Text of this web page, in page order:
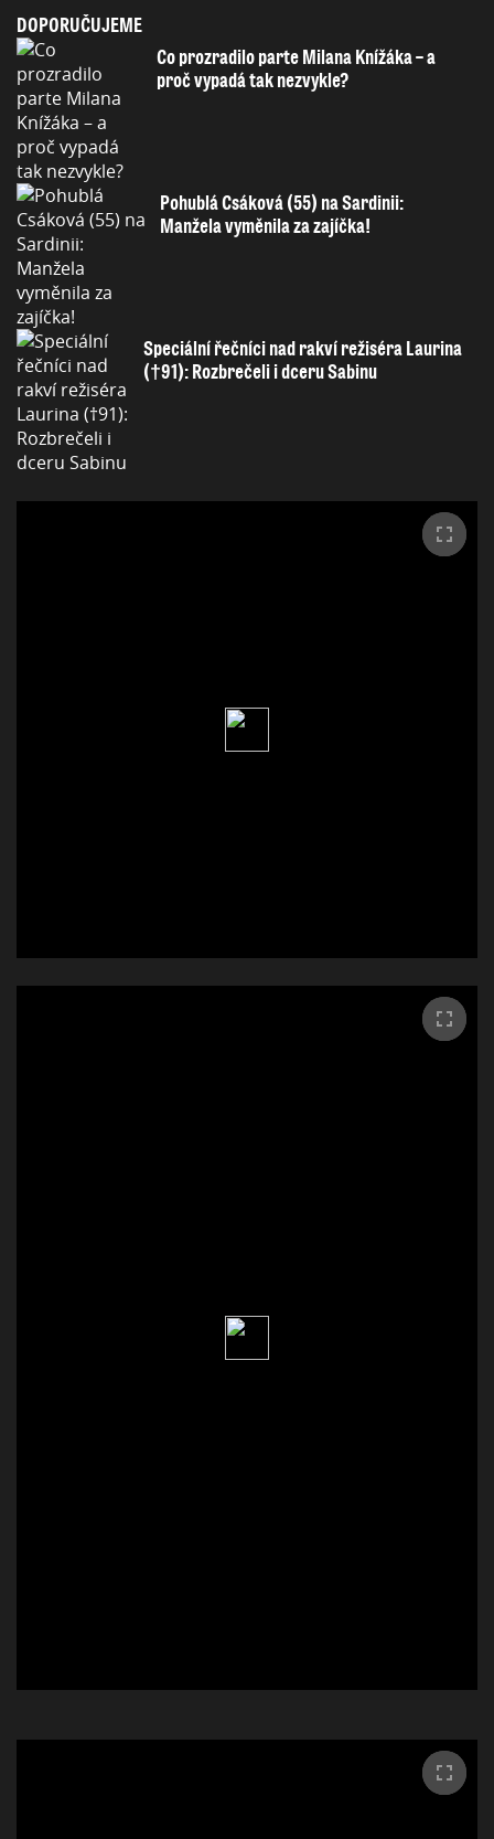
DOPORUČUJEME
Co prozradilo parte Milana Knížáka – a
proč vypadá tak nezvykle?
Pohublá Csáková (55) na Sardinii:
Manžela vyměnila za zajíčka!
Speciální řečníci nad rakví režiséra Laurina
(†91): Rozbrečeli i dceru Sabinu